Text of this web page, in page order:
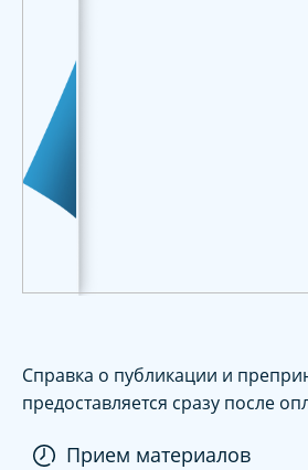
Справка о публикации и
предоставляется сразу после
Прием материалов